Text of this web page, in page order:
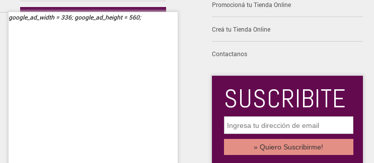
» Visitar tienda
google_ad_width = 336; google_ad_height = 560;
Promocioná tu Tienda Online
Creá tu Tienda Online
Contactanos
SUSCRIBITE